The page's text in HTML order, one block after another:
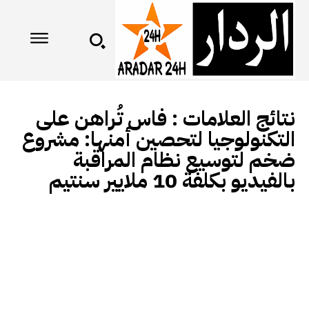
نتائج العلامات : فاس تُراهن على
التكنولوجيا لتحصين أمنها: مشروع
ضخم لتوسيع نظام المراقبة
بالفيديو بكلفة 10 ملايير سنتيم